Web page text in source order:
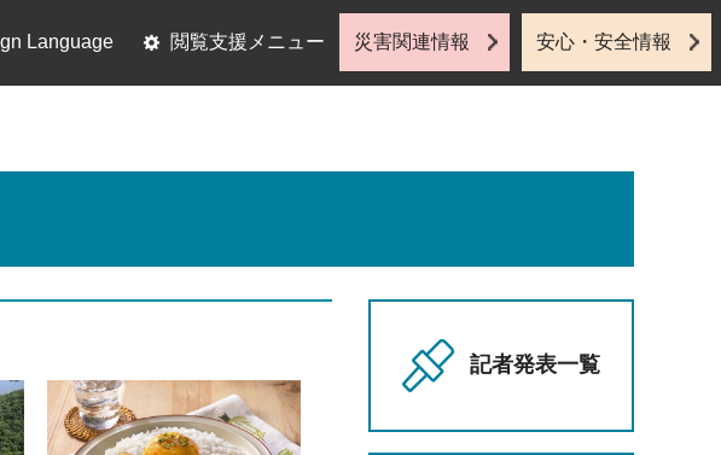
Language 閲覧支援メニュー 災害関連情報 安心・安全情報
記者発表一覧